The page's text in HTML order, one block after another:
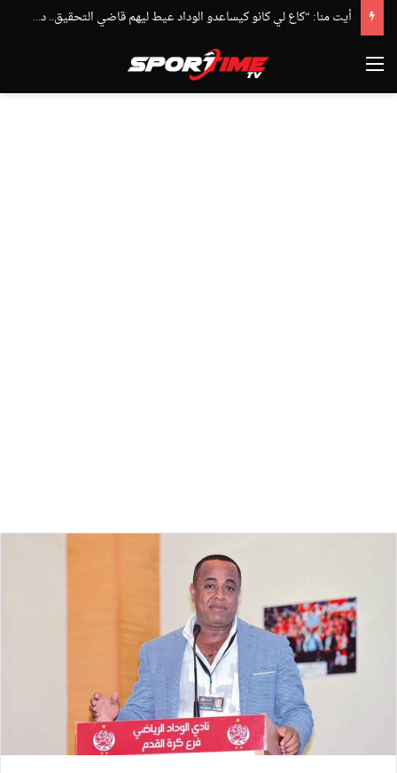
أيت منا: “كاع لي كانو كيساعدو الوداد عيط ليهم قاضي التحقيق.. دابا حتى شي واحد ما بقا باغي يعاون”
القائمة